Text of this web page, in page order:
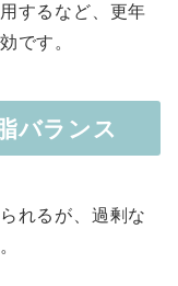
するなど、更年
です。
バランス
れるが、過剰な